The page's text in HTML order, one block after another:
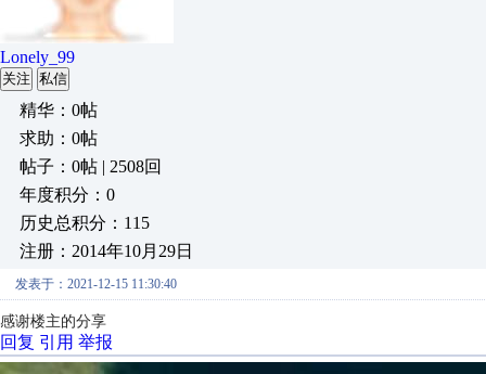
Lonely_99
关注 私信
精华：0帖
求助：0帖
帖子：0帖 | 2508回
年度积分：0
历史总积分：115
注册：2014年10月29日
发表于：2021-12-15 11:30:40
感谢楼主的分享
回复 引用 举报